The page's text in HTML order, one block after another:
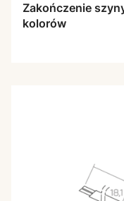
Zakończenie
kolorów